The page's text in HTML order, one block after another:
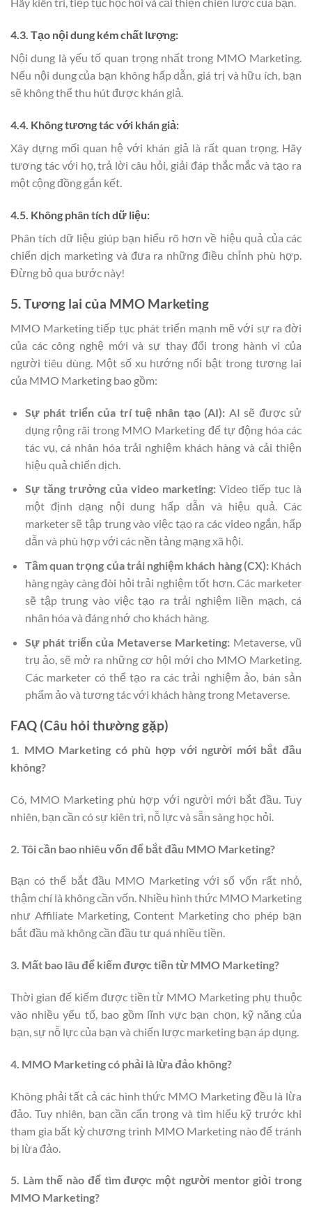
4.3. Tạo nội dung kém chất lượng:
Nội dung là yếu tố quan trọng nhất trong MMO Marketing.
Nếu nội dung của bạn không hấp dẫn, giá trị và hữu ích, bạn
sẽ không thể thu hút được khán giả.
4.4. Không tương tác với khán giả:
Xây dựng mối quan hệ với khán giả là rất quan trọng. Hãy
tương tác với họ, trả lời câu hỏi, giải đáp thắc mắc và tạo ra
một cộng đồng gắn kết.
4.5. Không phân tích dữ liệu:
Phân tích dữ liệu giúp bạn hiểu rõ hơn về hiệu quả của các
chiến dịch marketing và đưa ra những điều chỉnh phù hợp.
Đừng bỏ qua bước này!
5. Tương lai của MMO Marketing
MMO Marketing tiếp tục phát triển mạnh mẽ với sự ra đời
của các công nghệ mới và sự thay đổi trong hành vi của
người tiêu dùng. Một số xu hướng nổi bật trong tương lai
của MMO Marketing bao gồm:
Sự phát triển của trí tuệ nhân tạo (AI): AI sẽ được sử
dụng rộng rãi trong MMO Marketing để tự động hóa các
tác vụ, cá nhân hóa trải nghiệm khách hàng và cải thiện
hiệu quả chiến dịch.
Sự tăng trưởng của video marketing:Video tiếp tục là
một định dạng nội dung hấp dẫn và hiệu quả. Các
marketer sẽ tập trung vào việc tạo ra các video ngắn, hấp
dẫn và phù hợp với các nền tảng mạng xã hội.
Tầm quan trọng của trải nghiệm khách hàng (CX):Khách
hàng ngày càng đòi hỏi trải nghiệm tốt hơn. Các marketer
sẽ tập trung vào việc tạo ra trải nghiệm liền mạch, cá
nhân hóa và đáng nhớ cho khách hàng.
Sự phát triển của Metaverse Marketing: Metaverse, vũ
trụ ảo, sẽ mở ra những cơ hội mới cho MMO Marketing.
Các marketer có thể tạo ra các trải nghiệm ảo, bán sản
phẩm ảo và tương tác với khách hàng trong Metaverse.
FAQ (Câu hỏi thường gặp)
1. MMO Marketing có phù hợp với người mới bắt đầu
không?
Có, MMO Marketing phù hợp với người mới bắt đầu. Tuy
nhiên, bạn cần có sự kiên trì, nỗ lực và sẵn sàng học hỏi.
2. Tôi cần bao nhiêu vốn để bắt đầu MMO Marketing?
Bạn có thể bắt đầu MMO Marketing với số vốn rất nhỏ,
thậm chí là không cần vốn. Nhiều hình thức MMO Marketing
như Affiliate Marketing, Content Marketing cho phép bạn
bắt đầu mà không cần đầu tư quá nhiều tiền.
3. Mất bao lâu để kiếm được tiền từ MMO Marketing?
Thời gian để kiếm được tiền từ MMO Marketing phụ thuộc
vào nhiều yếu tố, bao gồm lĩnh vực bạn chọn, kỹ năng của
bạn, sự nỗ lực của bạn và chiến lược marketing bạn áp dụng.
4. MMO Marketing có phải là lừa đảo không?
Không phải tất cả các hình thức MMO Marketing đều là lừa
đảo. Tuy nhiên, bạn cần cẩn trọng và tìm hiểu kỹ trước khi
tham gia bất kỳ chương trình MMO Marketing nào để tránh
bị lừa đảo.
5. Làm thế nào để tìm được một người mentor giỏi trong
MMO Marketing?